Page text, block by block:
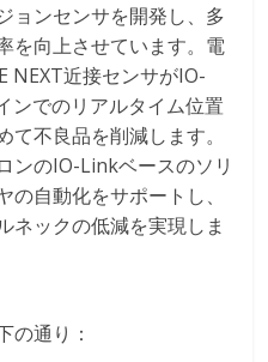
ョンセンサを開発し、多
を向上させています。電
NEXT近接センサがIO-
ンでのリアルタイム位置
不良品を削減します。
ンのIO-Linkベースのソリ
自動化をサポートし、
ネックの低減を実現しま
の通り：